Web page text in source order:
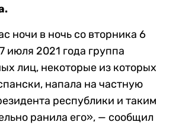
ночи в ночь со вторника 6
июля 2021 года группа
лиц, некоторые из которых
напала на частную
республики и таким
ранила его», — сообщил